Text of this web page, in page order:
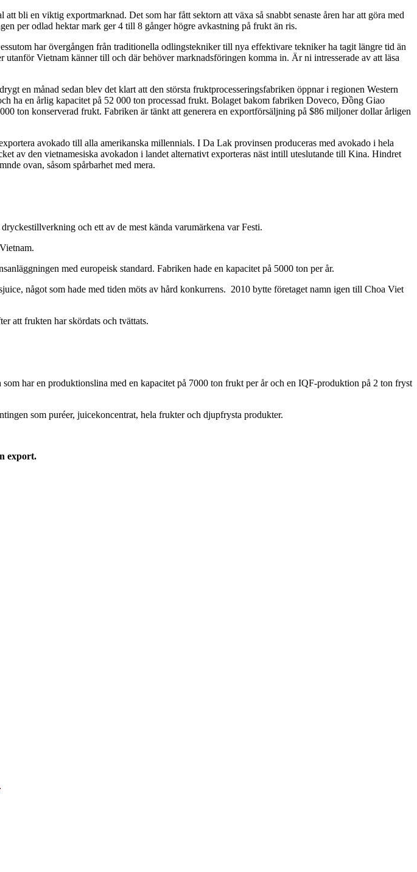
bli en viktig exportmarknad. Det som har fått sektorn att växa så snabbt senaste åren har att göra med
per odlad hektar mark ger4 till 8 gånger högre avkastning på frukt än ris.
har övergången från traditionella odlingstekniker till nya effektivare tekniker ha tagit längre tid än
Vietnam känner till och där behöver marknadsföringen komma in. Är ni intresserade av att läsa
en månad sedan blev det klart att den största fruktprocesseringsfabriken öppnar i regionen Western
ha en årlig kapacitet på 52 000 ton processad frukt. Bolaget bakom fabriken Doveco, Đồng Giao
ton konserverad frukt. Fabriken är tänkt att generera en exportförsäljning på $86 miljoner dollar årligen
avokado till alla amerikanska millennials. I Da Lak provinsen produceras med avokado i hela
av den vietnamesiska avokadon i landet alternativt exporteras näst intill uteslutande till Kina. Hindret
ovan, såsom spårbarhet med mera.
och ett av de mest kända varumärkena var Festi.
med europeisk standard. Fabriken hade en kapacitet på 5000 ton per år.
något som hade med tiden möts av hård konkurrens. 2010 bytte företaget namn igen till Choa Viet
att frukten har skördats och tvättats.
har en produktionslina med en kapacitet på 7000 ton frukt per år och en IQF-produktion på 2 ton fryst
som puréer, juicekoncentrat, hela frukter och djupfrysta produkter.
export.
.